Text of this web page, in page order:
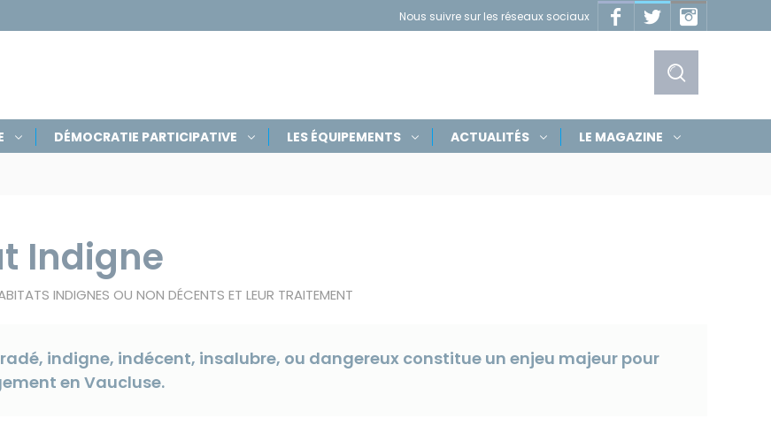
Afficher
le
Nous suivre sur les réseaux sociaux
Masquer
les
FacebookTwitterInstagram
DÉMOCRATIE PARTICIPATIVE LES ÉQUIPEMENTS ACTUALITÉS LE MAGAZINE
Indigne
INDIGNES OU NON DÉCENTS ET LEUR TRAITEMENT
indigne, indécent, insalubre, ou dangereux constitue un enjeu majeur pour
en Vaucluse.